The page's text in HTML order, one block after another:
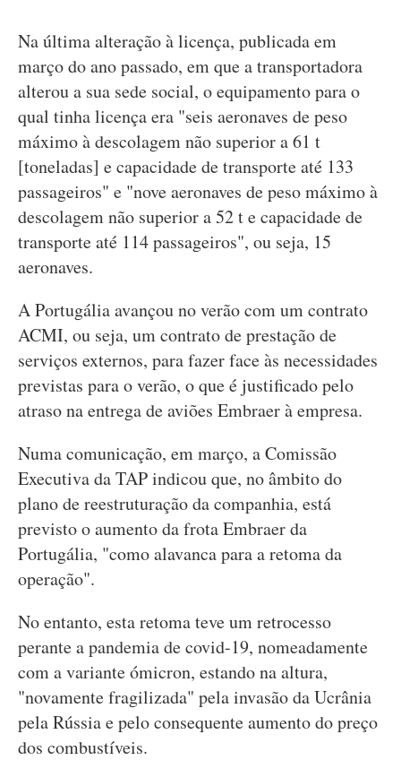
Na última alteração à licença, publicada em
março do ano passado, em que a transportadora
alterou a sua sede social, o equipamento para o
qual tinha licença era "seis aeronaves de peso
máximo à descolagem não superior a 61 t
[toneladas] e capacidade de transporte até 133
passageiros" e "nove aeronaves de peso máximo à
descolagem não superior a 52 t e capacidade de
transporte até 114 passageiros", ou seja, 15
aeronaves.
A Portugália avançou no verão com um contrato
ACMI, ou seja, um contrato de prestação de
serviços externos, para fazer face às necessidades
previstas para o verão, o que é justificado pelo
atraso na entrega de aviões Embraer à empresa.
Numa comunicação, em março, a Comissão
Executiva da TAP indicou que, no âmbito do
plano de reestruturação da companhia, está
previsto o aumento da frota Embraer da
Portugália, "como alavanca para a retoma da
operação".
No entanto, esta retoma teve um retrocesso
perante a pandemia de covid-19, nomeadamente
com a variante ómicron, estando na altura,
"novamente fragilizada" pela invasão da Ucrânia
pela Rússia e pelo consequente aumento do preço
dos combustíveis.